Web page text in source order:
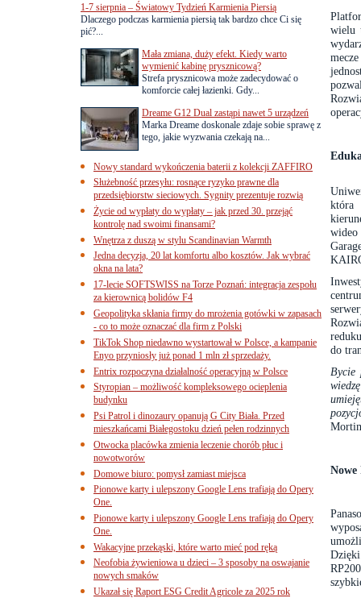
wielu
która
wideo
do
Bycie
1-7 sierpnia – Światowy Tydzień Karmienia Piersią
Dlaczego podczas karmienia piersią tak bardzo chce Ci się
pić?...
Mała zmiana, duży efekt. Kiedy warto
wymienić kabinę prysznicową?
Strefa prysznicowa może zadecydować o
komforcie całej łazienki. Gdy...
Dreame G12 Dual zastąpi nawet 5 urządzeń
Marka Dreame doskonale zdaje sobie sprawę z
tego, jakie wyzwania czekają na...
Nowy standard wykończenia baterii z kolekcji ZAFFIRO
Służebność przesyłu: rosnące ryzyko prawne dla
przedsiębiorstw sieciowych. Sygnity prezentuje rozwią
Życie od wypłaty do wypłaty – jak przed 30. przejąć
kontrolę nad swoimi finansami?
Wnętrza z duszą w stylu Scandinavian Warmth
Jedna decyzja, 20 lat komfortu albo kosztów. Jak wybrać
okna na lata?
17-lecie SOFTSWISS na Torze Poznań: integracja zespołu
za kierownicą bolidów F4
Geopolityka skłania firmy do mrożenia gotówki w zapasach
- co to może oznaczać dla firm z Polski
TikTok Shop niedawno wystartował w Polsce, a kampanie
Enyo przyniosły już ponad 1 mln zł sprzedaży.
Entrix rozpoczyna działalność operacyjną w Polsce
Styropian – możliwość kompleksowego ocieplenia
budynku
Psi Patrol i dinozaury opanują G City Biała. Przed
mieszkańcami Białegostoku dzień pełen rodzinnych
Otwocka placówka zmienia leczenie chorób płuc i
nowotworów
Domowe biuro: pomysł zamiast miejsca
Pionowe karty i ulepszony Google Lens trafiają do Opery
One.
Pionowe karty i ulepszony Google Lens trafiają do Opery
One.
Wakacyjne przekąski, które warto mieć pod ręką
Neofobia żywieniowa u dzieci – 3 sposoby na oswajanie
nowych smaków
Ukazał się Raport ESG Credit Agricole za 2025 rok